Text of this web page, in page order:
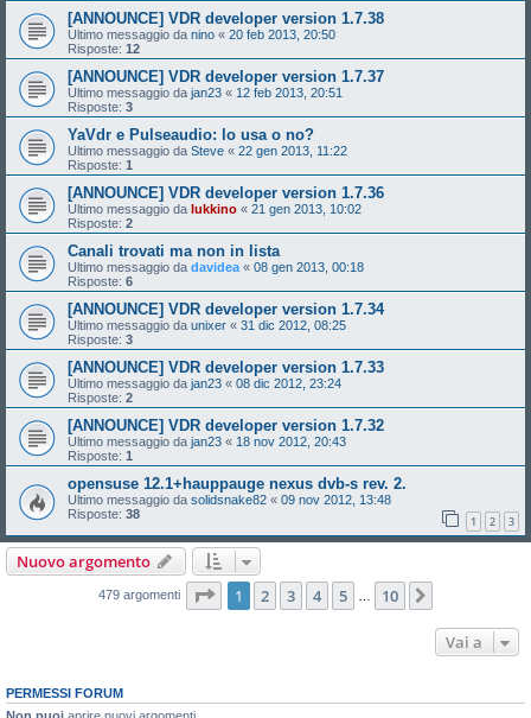
[ANNOUNCE] VDR developer version 1.7.38
Ultimo messaggio da nino « 20 feb 2013, 20:50
Risposte: 12
[ANNOUNCE] VDR developer version 1.7.37
Ultimo messaggio da jan23 « 12 feb 2013, 20:51
Risposte: 3
YaVdr e Pulseaudio: lo usa o no?
Ultimo messaggio da Steve « 22 gen 2013, 11:22
Risposte: 1
[ANNOUNCE] VDR developer version 1.7.36
Ultimo messaggio da lukkino « 21 gen 2013, 10:02
Risposte: 2
Canali trovati ma non in lista
Ultimo messaggio da davidea« 08 gen 2013, 00:18
Risposte: 6
[ANNOUNCE] VDR developer version 1.7.34
Ultimo messaggio da unixer « 31 dic 2012, 08:25
Risposte: 3
[ANNOUNCE] VDR developer version 1.7.33
Ultimo messaggio da jan23 « 08 dic 2012, 23:24
Risposte: 2
[ANNOUNCE] VDR developer version 1.7.32
Ultimo messaggio da jan23 « 18 nov 2012, 20:43
Risposte: 1
opensuse 12.1+hauppauge nexus dvb-s rev. 2.
Ultimo messaggio da solidsnake82 « 09 nov 2012, 13:48
Risposte: 38 1 2 3
Nuovo argomento
479 argomenti Pagina di 10
1 2 3 4 5 10
Vai a
PERMESSI FORUM